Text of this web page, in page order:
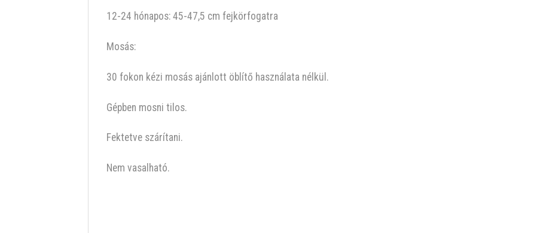
12-24 hónapos: 45-47,5 cm fejkörfogatra
Mosás:
30 fokon kézi mosás ajánlott öblítő használata nélkül.
Gépben mosni tilos.
Fektetve szárítani.
Nem vasalható.